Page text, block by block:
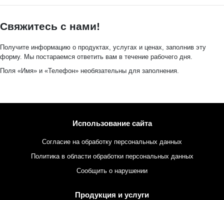
Свяжитесь с нами!
Получите информацию о продуктах, услугах и ценах, заполнив эту
форму. Мы постараемся ответить вам в течение рабочего дня.
Поля «Имя» и «Телефон» необязательны для заполнения.
Использование сайта
Согласие на обработку персональных данных
Политика в области обработки персональных данных
Сообщить о нарушении
Продукция и услуги